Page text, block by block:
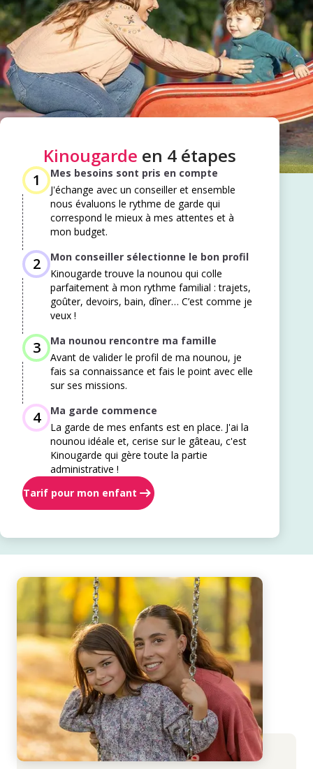
Kinougarde en 4 étapes
1
Mes besoins sont pris en compte
J'échange avec un conseiller et ensemble
nous évaluons le rythme de garde qui
correspond le mieux à mes attentes et à
mon budget. ​
2
Mon conseiller sélectionne le bon profil
Kinougarde trouve la nounou qui colle
parfaitement à mon rythme familial : trajets,
goûter, devoirs, bain, dîner… C’est comme je
veux !
3
Ma nounou rencontre ma famille
Avant de valider le profil de ma nounou, je
fais sa connaissance et fais le point avec elle
sur ses missions.
4
Ma garde commence
La garde de mes enfants est en place. J'ai la
nounou idéale et, cerise sur le gâteau, c'est
Kinougarde qui gère toute la partie
administrative !
Tarif pour mon enfant